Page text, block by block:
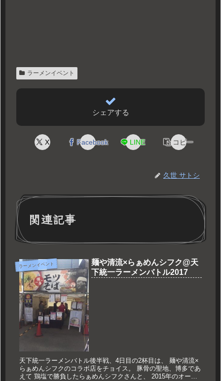
ラーメンイベント
シェアする
X Facebook LINE コピー
久世 サトシ
関連記事
ラーメンイベント
麺や清流×らぁめんシフク@天
下統一ラーメンバトル2017
天下統一ラーメンバトル後半戦、4日目の2杯目は、 麺や清流×
らぁめんシフクのコラボ店をチョイス。 豚骨の聖地、博多であ
えて 鶏塩で勝負したらぁめんシフクさんと、 2015年のオープ